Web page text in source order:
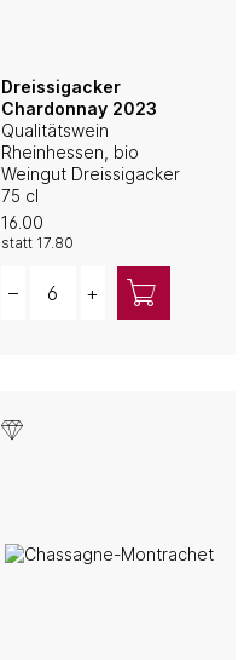
Dreissigacker
Chardonnay 2023
Qualitätswein
Rheinhessen, bio
Weingut Dreissigacker
75 cl
16.00
statt 17.80
– +